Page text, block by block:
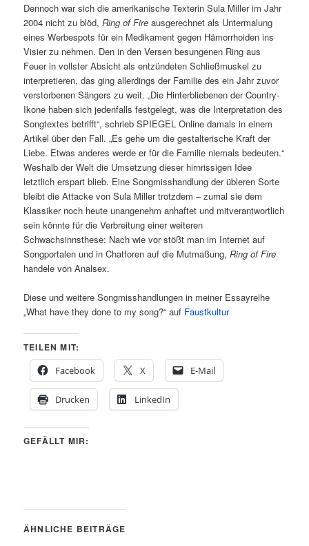
Dennoch war sich die amerikanische Texterin Sula Miller im Jahr
2004 nicht zu blöd,Ring of Fire ausgerechnet als Untermalung
eines Werbespots für ein Medikament gegen Hämorrhoiden ins
Visier zu nehmen. Den in den Versen besungenen Ring aus
Feuer in vollster Absicht als entzündeten Schließmuskel zu
interpretieren, das ging allerdings der Familie des ein Jahr zuvor
verstorbenen Sängers zu weit. „Die Hinterbliebenen der Country-
Ikone haben sich jedenfalls festgelegt, was die Interpretation des
Songtextes betrifft“, schrieb SPIEGEL Online damals in einem
Artikel über den Fall. „Es gehe um die gestalterische Kraft der
Liebe. Etwas anderes werde er für die Familie niemals bedeuten.“
Weshalb der Welt die Umsetzung dieser hirnrissigen Idee
letztlich erspart blieb. Eine Songmisshandlung der übleren Sorte
bleibt die Attacke von Sula Miller trotzdem – zumal sie dem
Klassiker noch heute unangenehm anhaftet und mitverantwortlich
sein könnte für die Verbreitung einer weiteren
Schwachsinnsthese: Nach wie vor stößt man im Internet auf
Songportalen und in Chatforen auf die Mutmaßung,Ring of Fire
handele von Analsex.
Diese und weitere Songmisshandlungen in meiner Essayreihe
„What have they done to my song?“ auf Faustkultur
TEILEN MIT:
Facebook
X E-Mail
Drucken LinkedIn
GEFÄLLT MIR:
ÄHNLICHE BEITRÄGE